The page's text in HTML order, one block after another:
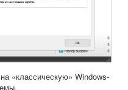
«классическую» Windows-